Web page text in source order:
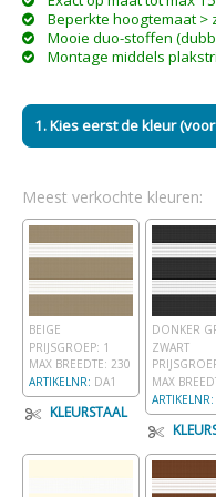
Beperkte hoogtemaat >
Mooie duo-stoffen
Montage middels
1. Kies eerst de kleur
Meest verkochte kleuren:
BEIGE
PRIJSGROEP: 1
MAX BREEDTE: 230
ARTIKELNR: DA1
KLEURSTAAL
DONKER
ZWART
MAX
ARTIKELNR: